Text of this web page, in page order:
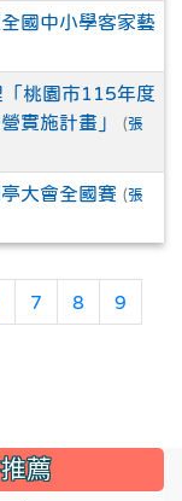
國中小學客家藝
桃園市115年度
實施計畫」
(張
大會全國賽 (張
7 8 9
薦